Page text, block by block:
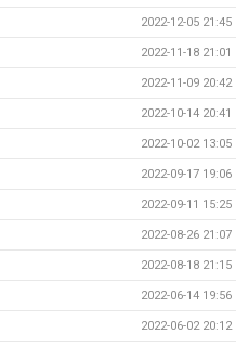
2022-12-05 21:45
2022-11-18 21:01
2022-11-09 20:42
2022-10-14 20:41
2022-10-02 13:05
2022-09-17 19:06
2022-09-11 15:25
2022-08-26 21:07
2022-08-18 21:15
2022-06-14 19:56
2022-06-02 20:12